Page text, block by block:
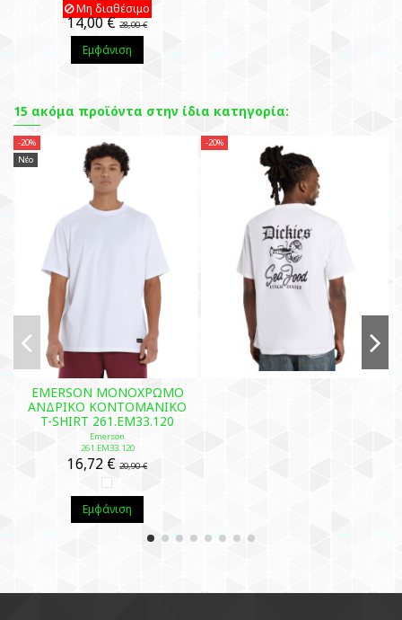
Μη διαθέσιμο
14,00 €28,00 €
Εμφάνιση
15 ακόμα προϊόντα στην ίδια κατηγορία:
-20%
Νέο
EMERSON ΜΟΝΟΧΡΩΜΟ
ΑΝΔΡΙΚΟ ΚΟΝΤΟΜΑΝΙΚΟ
T-SHIRT 261.EM33.120
Emerson
261.EM33.120
16,72 € 20,90 €
Εμφάνιση
-20%